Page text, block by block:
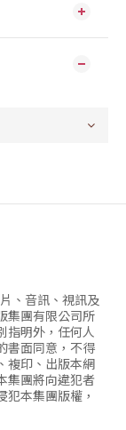
、音訊、視訊及
集團有限公司所
指明外，任何人
書面同意，不得
複印、出版本網
集團將向違犯者
本集團版權，